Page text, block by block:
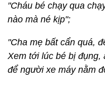
"Cháu bé chạy qua
nào mà né kịp";
"Cha mẹ bất cẩn quá,
Xem tới lúc bé bị đụng,
để người xe máy nằm